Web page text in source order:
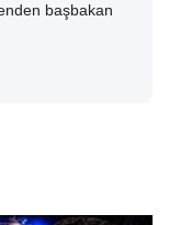
başbakan